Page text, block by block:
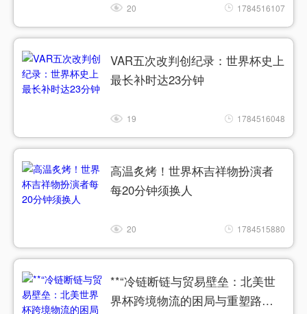
20 1784516107
VAR五次改判创纪录：世界杯史上
最长补时达23分钟
19 1784516048
高温炙烤！世界杯吉祥物扮演者
每20分钟须换人
20 1784515880
**“冷链断链与贸易壁垒：北美世
界杯跨境物流的困局与重塑路